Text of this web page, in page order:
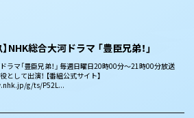
NHK総合大河ドラマ 「豊臣兄弟！」
ラマ「豊臣兄弟！」 毎週日曜日20時00分～21時00分放送
として出演！ 【番組公式サイト】
g/ts/P52L...